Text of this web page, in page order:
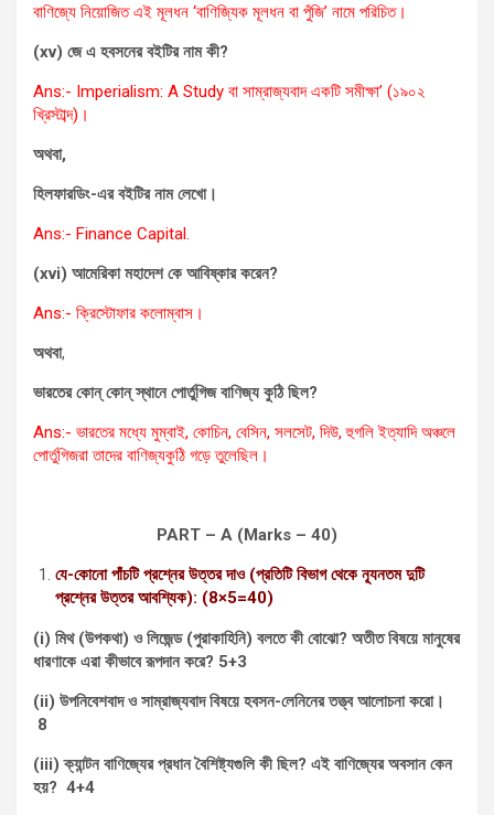
বাণিজ্যে নিয়োজিত এই মূলধন ‘বাণিজ্যিক মূলধন বা পুঁজি’ নামে পরিচিত।
(xv) জে এ হবসনের বইটির নাম কী?
Ans:- Imperialism: A Study বা সাম্রাজ্যবাদ একটি সমীক্ষা’ (১৯০২
খ্রিস্টাব্দ)।
অথবা,
হিলফারডিং-এর বইটির নাম লেখো।
Ans:- Finance Capital.
(xvi) আমেরিকা মহাদেশ কে আবিষ্কার করেন?
Ans:- ক্রিস্টোফার কলোম্বাস।
অথবা,
ভারতের কোন্ কোন্ স্থানে পোর্তুগিজ বাণিজ্য কুঠি ছিল?
Ans:- ভারতের মধ্যে মুম্বাই, কোচিন, বেসিন, সলসেট, দিউ, হুগলি ইত্যাদি অঞ্চলে
পোর্তুগিজরা তাদের বাণিজ্যকুঠি গড়ে তুলেছিল।
PART – A (Marks – 40)
যে-কোনো পাঁচটি প্রশ্নের উত্তর দাও (প্রতিটি বিভাগ থেকে ন্যূনতম দুটি
প্রশ্নের উত্তর আবশ্যিক): (8×5=40)
(i) মিথ (উপকথা) ও লিজেন্ড (পুরাকাহিনি) বলতে কী বোঝো? অতীত বিষয়ে মানুষের
ধারণাকে এরা কীভাবে রূপদান করে? 5+3
(ii) উপনিবেশবাদ ও সাম্রাজ্যবাদ বিষয়ে হবসন-লেনিনের তত্ত্ব আলোচনা করো।
8
(iii) ক্যান্টন বাণিজ্যের প্রধান বৈশিষ্ট্যগুলি কী ছিল? এই বাণিজ্যের অবসান কেন
হয়? 4+4